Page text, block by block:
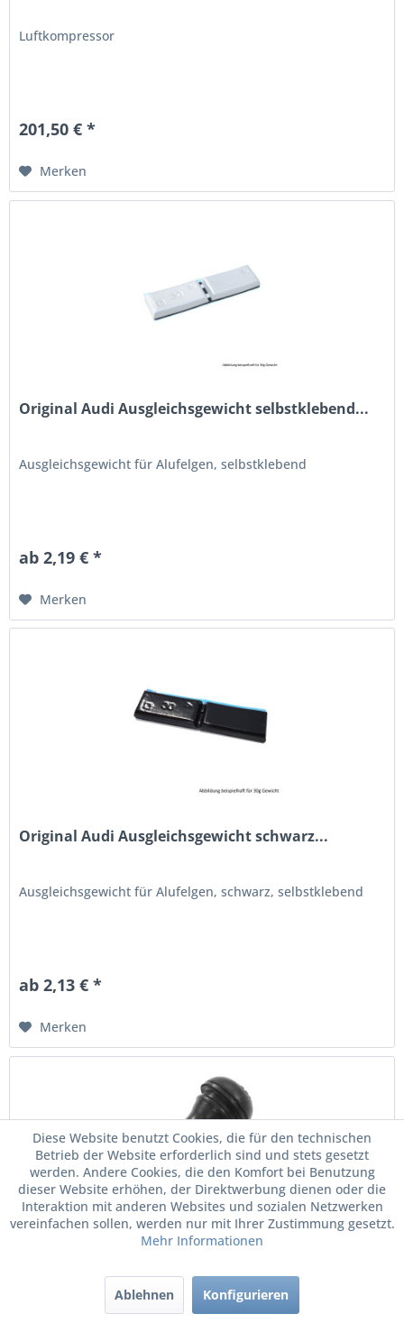
Luftkompressor
201,50 € *
Merken
Original Audi Ausgleichsgewicht selbstklebend...
Ausgleichsgewicht für Alufelgen, selbstklebend
ab 2,19 € *
Merken
Original Audi Ausgleichsgewicht schwarz...
Ausgleichsgewicht für Alufelgen, schwarz, selbstklebend
ab 2,13 € *
Merken
Diese Website benutzt Cookies, die für den technischen
Betrieb der Website erforderlich sind und stets gesetzt
werden. Andere Cookies, die den Komfort bei Benutzung
dieser Website erhöhen, der Direktwerbung dienen oder die
Interaktion mit anderen Websites und sozialen Netzwerken
vereinfachen sollen, werden nur mit Ihrer Zustimmung gesetzt.
Mehr Informationen
Ablehnen Konfigurieren